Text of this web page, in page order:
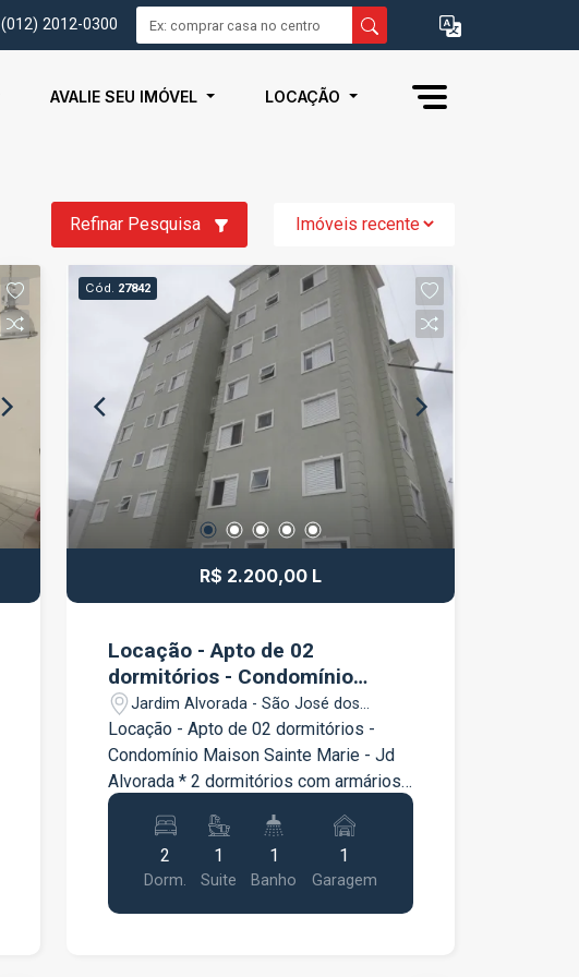
(012) 2012-0300
AVALIE SEU IMÓVEL LOCAÇÃO
Refinar Pesquisa
Cód. 27842
R$ 2.200,00 L
Locação - Apto de 02
dormitórios - Condomínio
Maison Sainte Marie - Jd
Alvorada
Jardim Alvorada - São José dos
Campos/SP
Locação - Apto de 02 dormitórios -
Condomínio Maison Sainte Marie - Jd
Alvorada * 2 dormitórios com armários
* 01 suíte com armário e box blindex *
0 banheiro social com armário, * 01
vaga * Sala de estar e jantar * Cozinha
planejada * Área de serviço * Sacada
Condomínio Elevador Salão de festas
2
Dorm.
1
Suite
1
Banho
1
Garagem